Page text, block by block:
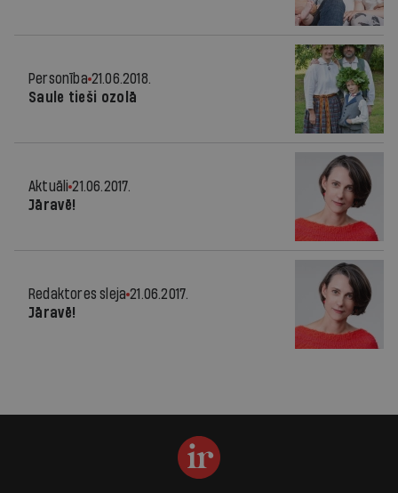
Personība 21.06.2018.
Saule tieši ozolā
Aktuāli 21.06.2017.
Jāravē!
Redaktores sleja 21.06.2017.
Jāravē!